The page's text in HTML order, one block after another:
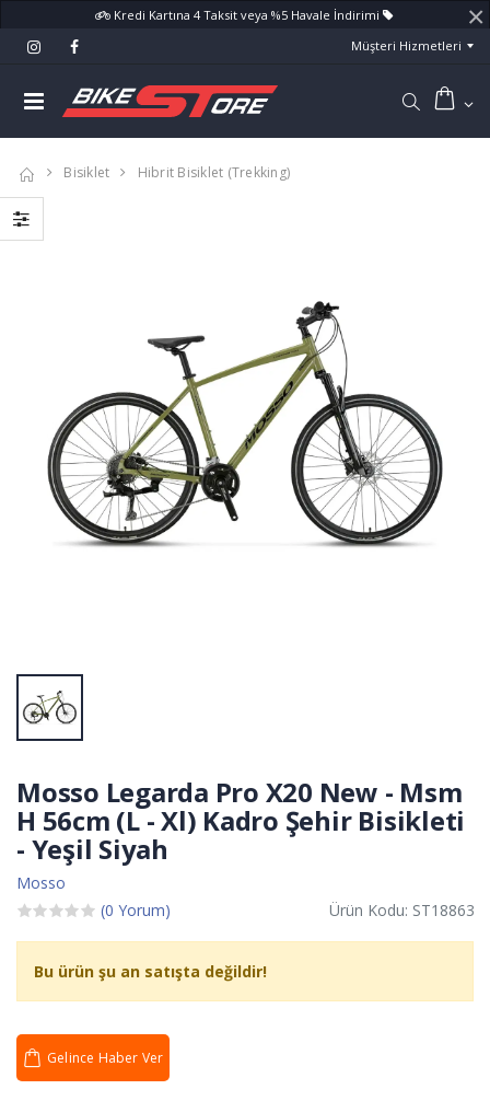
Kredi Kartına 4 Taksit veya %5 Havale İndirimi ×
Müşteri Hizmetleri
Bisiklet Hibrit Bisiklet (Trekking)
Mosso Legarda Pro X20 New - Msm
H 56cm (L - Xl) Kadro Şehir Bisikleti
- Yeşil Siyah
Mosso
(0 Yorum)
Ürün Kodu: ST18863
Bu ürün şu an satışta değildir!
Gelince Haber Ver